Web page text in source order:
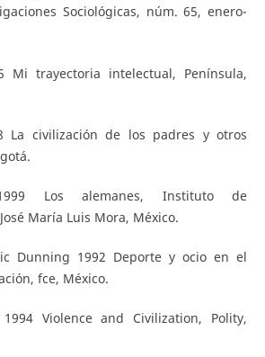
Sociológicas, núm. 65, enero-
Mi trayectoria intelectual, Península,
La civilización de los padres y otros
Los alemanes, Instituto de
María Luis Mora, México.
Dunning 1992 Deporte y ocio en el
fce, México.
Violence and Civilization, Polity,